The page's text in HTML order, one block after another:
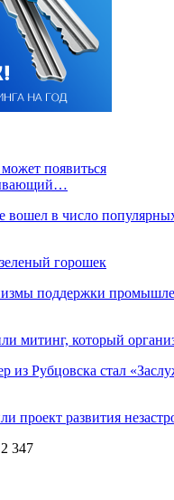
появиться
вошел в число
горошек
поддержки
митинг, который
из Рубцовска стал
проект развития
347